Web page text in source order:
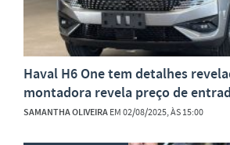
Haval H6 One tem detalhes
montadora revela preço de
SAMANTHA OLIVEIRAEM 02/08/2025, ÀS 15:00